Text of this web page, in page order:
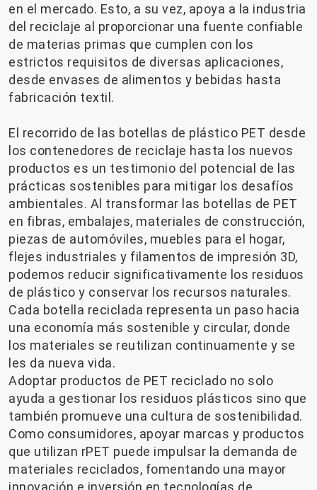
en el mercado. Esto, a su vez, apoya a la industria
del reciclaje al proporcionar una fuente confiable
de materias primas que cumplen con los
estrictos requisitos de diversas aplicaciones,
desde envases de alimentos y bebidas hasta
fabricación textil.
El recorrido de las botellas de plástico PET desde
los contenedores de reciclaje hasta los nuevos
productos es un testimonio del potencial de las
prácticas sostenibles para mitigar los desafíos
ambientales. Al transformar las botellas de PET
en fibras, embalajes, materiales de construcción,
piezas de automóviles, muebles para el hogar,
flejes industriales y filamentos de impresión 3D,
podemos reducir significativamente los residuos
de plástico y conservar los recursos naturales.
Cada botella reciclada representa un paso hacia
una economía más sostenible y circular, donde
los materiales se reutilizan continuamente y se
les da nueva vida.
Adoptar productos de PET reciclado no solo
ayuda a gestionar los residuos plásticos sino que
también promueve una cultura de sostenibilidad.
Como consumidores, apoyar marcas y productos
que utilizan rPET puede impulsar la demanda de
materiales reciclados, fomentando una mayor
innovación e inversión en tecnologías de